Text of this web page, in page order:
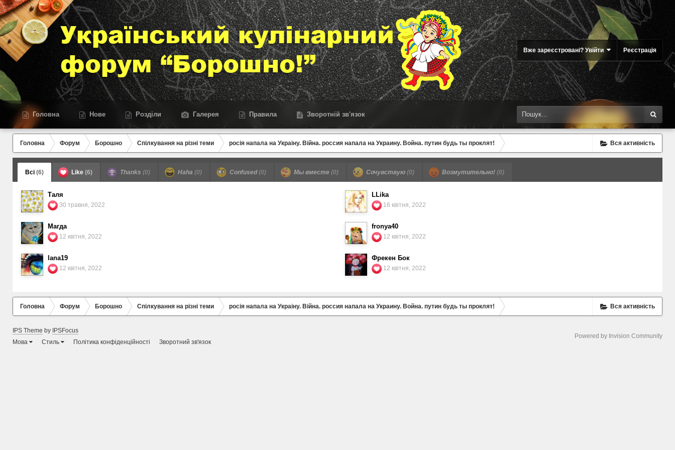
Вже зареєстровані? Увійти Реєстрація
Головна Нове Розділи Галерея Правила Зворотній зв'язок
Вся активність
Головна Форум Борошно Спілкування на різні теми росія напала на Украіну. Війна. россия напала на Украину. Война. путин будь ты проклят!
Всі (6) Like (6) Thanks (0) Haha (0) Confused(0) Мы вместе (0) Сочувствую (0) Возмутительно! (0)
Таля
30 травня, 2022
LLika
16 квітня, 2022
Магда
12 квітня, 2022
fronya40
12 квітня, 2022
lana19
12 квітня, 2022
Фрекен Бок
12 квітня, 2022
Вся активність
Головна Форум Борошно Спілкування на різні теми росія напала на Украіну. Війна. россия напала на Украину. Война. путин будь ты проклят!
IPS Theme by IPSFocus
Мова
Стиль Політика конфіденційності Зворотний зв'язок
Powered by Invision Community